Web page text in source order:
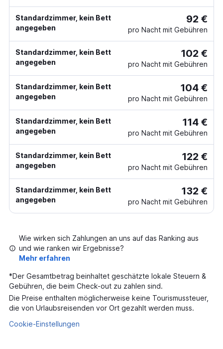
Standardzimmer, kein Bett
angegeben
92 €
pro Nacht mit Gebühren
Standardzimmer, kein Bett
angegeben
102 €
pro Nacht mit Gebühren
Standardzimmer, kein Bett
angegeben
104 €
pro Nacht mit Gebühren
Standardzimmer, kein Bett
angegeben
114 €
pro Nacht mit Gebühren
Standardzimmer, kein Bett
angegeben
122 €
pro Nacht mit Gebühren
Standardzimmer, kein Bett
angegeben
132 €
pro Nacht mit Gebühren
Wie wirken sich Zahlungen an uns auf das Ranking aus
und wie ranken wir Ergebnisse?
Mehr erfahren
*Der Gesamtbetrag beinhaltet geschätzte lokale Steuern &
Gebühren, die beim Check-out zu zahlen sind.
Die Preise enthalten möglicherweise keine Tourismussteuer,
die von Urlaubsreisenden vor Ort gezahlt werden muss.
Cookie-Einstellungen